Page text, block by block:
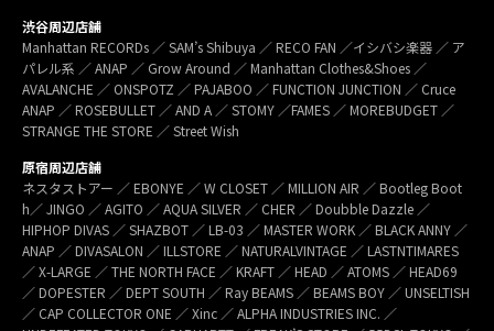
渋谷周辺店舗
Manhattan RECORDs ／ SAM’s Shibuya ／ RECO FAN ／イシバシ楽器 ／ ア
パレル系 ／ ANAP ／ Grow Around ／ Manhattan Clothes&Shoes ／
AVALANCHE ／ ONSPOTZ ／ PAJABOO ／ FUNCTION JUNCTION ／ Cruce
ANAP ／ ROSEBULLET ／ AND A ／ STOMY ／FAMES ／ MOREBUDGET ／
STRANGE THE STORE ／ Street Wish
原宿周辺店舗
ネスタストアー ／ EBONYE ／ W CLOSET ／ MILLION AIR ／ Bootleg Boot
h／ JINGO ／ AGITO ／ AQUA SILVER ／ CHER ／ Doubble Dazzle ／
HIPHOP DIVAS ／ SHAZBOT ／ LB-03 ／ MASTER WORK ／ BLACK ANNY ／
ANAP ／ DIVASALON ／ ILLSTORE ／ NATURALVINTAGE ／ LASTNTIMARES
／ X-LARGE ／ THE NORTH FACE ／ KRAFT ／ HEAD ／ ATOMS ／ HEAD69
／ DOPESTER ／ DEPT SOUTH ／ Ray BEAMS ／ BEAMS BOY ／ UNSELTISH
／ CAP COLLECTOR ONE ／ Xinc ／ ALPHA INDUSTRIES INC. ／